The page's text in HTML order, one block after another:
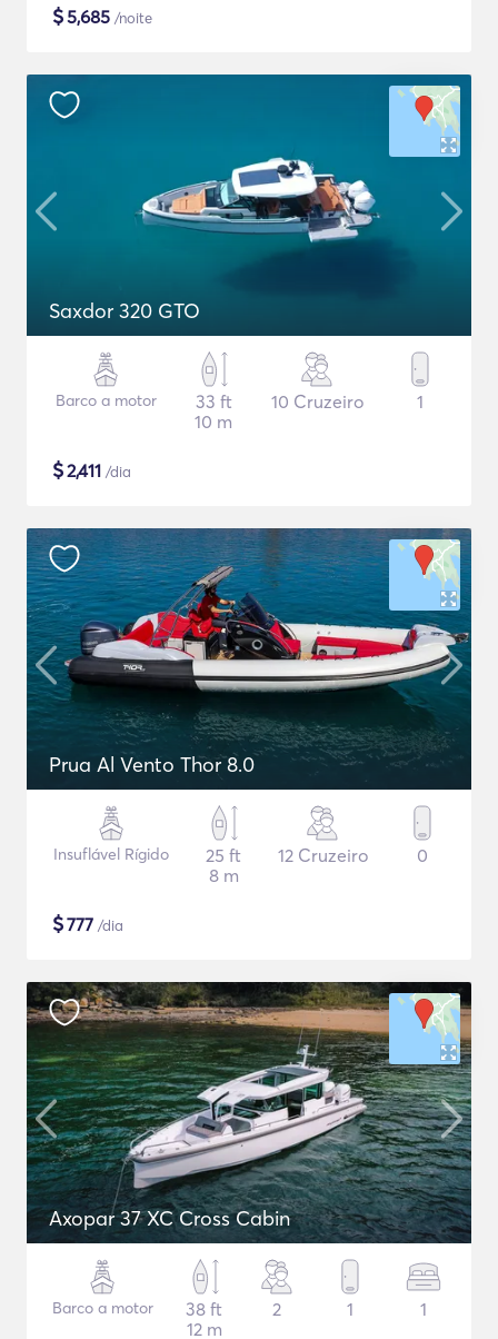
$5,685 /noite
Saxdor 320 GTO
Barco a motor
33 ft
10 m
10 Cruzeiro 1
$2,411 /dia
Prua Al Vento Thor 8.0
Insuflável Rígido
25 ft
8 m
12 Cruzeiro 0
$777 /dia
Axopar 37 XC Cross Cabin
Barco a motor
38 ft
12 m
2 1 1